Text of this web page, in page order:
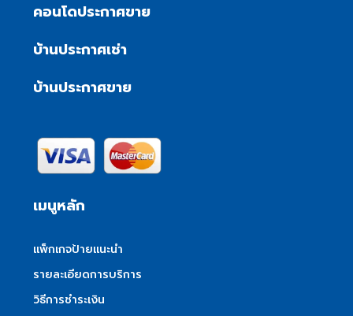
คอนโดประกาศขาย
บ้านประกาศเช่า
บ้านประกาศขาย
เมนูหลัก
แพ็กเกจป้ายแนะนำ
รายละเอียดการบริการ
วิธีการชำระเงิน